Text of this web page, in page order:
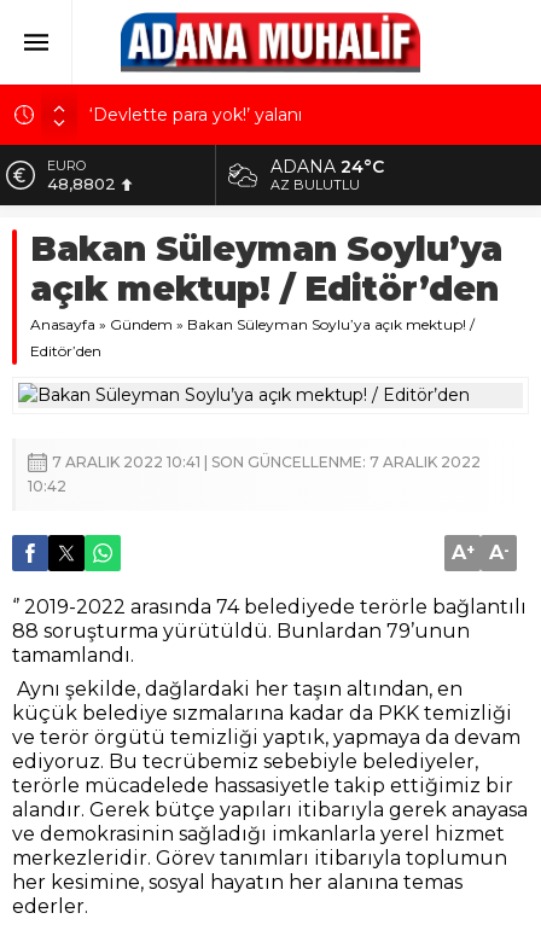
‘Devlette para yok!’ yalanı
Kuru meyve sektörü 2 milyar dolar ihracat hedefi
için Ankara’dan destek istedi
Mobilya ihracatında Avrupa ivmesi
Göz için “Akıllı Mercek” herkes için uygun mu?
Devletin iki bilançosu: Görünen bütçe, bütçe dışı
riskler ve hazineyi bekleyen yük
ALTIN
5.629,56
10.824,63
DOLAR
42,2340
EURO
ADANA24°C
AZ BULUTLU
Bakan Süleyman Soylu’ya
açık mektup! / Editör’den
Anasayfa » Gündem » Bakan Süleyman Soylu’ya açık mektup! /
Editör’den
7 ARALIK 2022 10:41 | SON GÜNCELLENME: 7 ARALIK 2022
10:42
A+ A-
‘’ 2019-2022 arasında 74 belediyede terörle bağlantılı
88 soruşturma yürütüldü. Bunlardan 79’unun
tamamlandı.
Aynı şekilde, dağlardaki her taşın altından, en
küçük belediye sızmalarına kadar da PKK temizliği
ve terör örgütü temizliği yaptık, yapmaya da devam
ediyoruz. Bu tecrübemiz sebebiyle belediyeler,
terörle mücadelede hassasiyetle takip ettiğimiz bir
alandır. Gerek bütçe yapıları itibarıyla gerek anayasa
ve demokrasinin sağladığı imkanlarla yerel hizmet
merkezleridir. Görev tanımları itibarıyla toplumun
her kesimine, sosyal hayatın her alanına temas
ederler.